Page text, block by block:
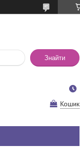
Знайти
Кошик